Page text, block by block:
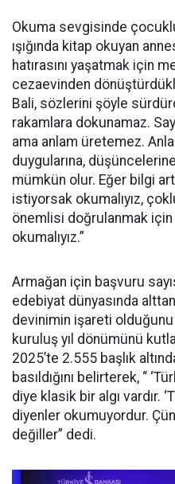
Okuma sevgisinde
ışığında kitap okuyan
hatırasını yaşatmak için
cezaevinden
Bali, sözlerini şöyle
rakamlara dokunamaz.
ama anlam üretemez.
duygularına,
mümkün olur. Eğer bilgi
istiyorsak okumalıyız,
önemlisi doğrulanmak için
okumalıyız.”
Armağan için başvuru
edebiyat dünyasında
devinimin işareti olduğunu
kuruluş yıl dönümünü
2025’te 2.555 başlık
basıldığını belirterek, “
diye klasik bir algı vardır.
diyenler okumuyordur.
değiller” dedi.